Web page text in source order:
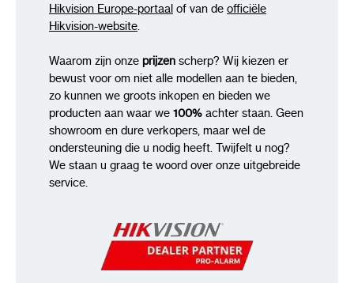
are supported
Web Browser
Plug-in required live view: IE 10, IE 11
Plug-in free live view: Chrome 57.0+, Firefox
52.0+
Day/Night Switch
Day, Night, Auto,
Hikvision Europe-portaal of van de officiële
Hikvision-website.
Waarom zijn onze prijzen scherp? Wij kiezen er
bewust voor om niet alle modellen aan te bieden,
zo kunnen we groots inkopen en bieden we
producten aan waar we 100% achter staan. Geen
showroom en dure verkopers, maar wel de
ondersteuning die u nodig heeft. Twijfelt u nog?
We staan u graag te woord over onze uitgebreide
service.